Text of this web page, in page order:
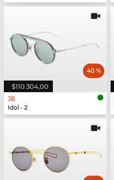
$110.304,00
40 %
JB
Idol - 2